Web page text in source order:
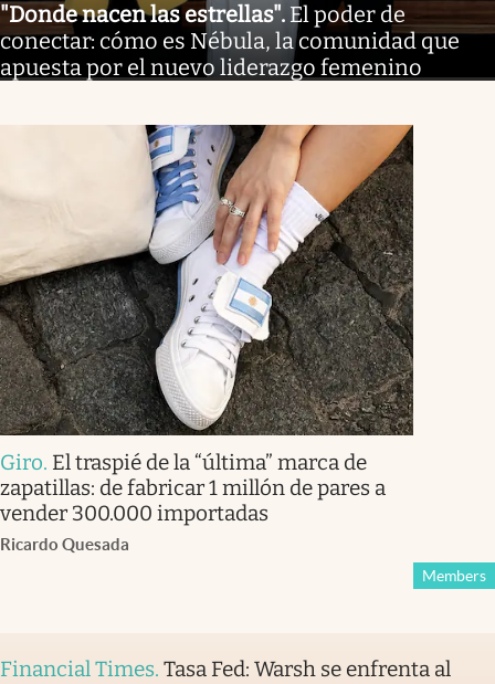
"Donde nacen las estrellas". El poder de
conectar: cómo es Nébula, la comunidad que
apuesta por el nuevo liderazgo femenino
Giro. El traspié de la “última” marca de
zapatillas: de fabricar 1 millón de pares a
vender 300.000 importadas
Ricardo Quesada
Members
Financial Times. Tasa Fed: Warsh se enfrenta al